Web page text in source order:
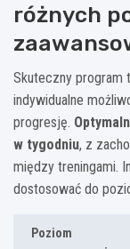
różnych
Skuteczny program
indywidualne
progresję.
w tygodniu, z
między treningami.
dostosować do
Poziom